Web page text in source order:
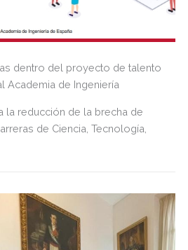
dentro del proyecto de talento
Academia de Ingeniería
la reducción de la brecha de
de Ciencia, Tecnología,